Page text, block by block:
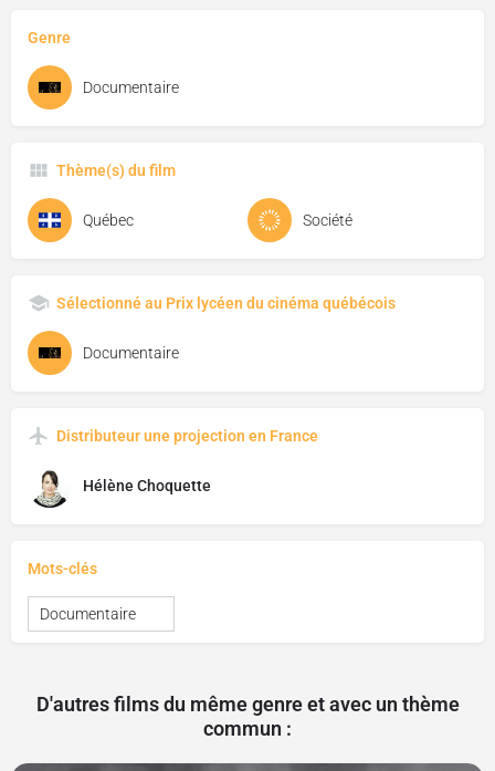
Genre
Documentaire
Thème(s) du film
Québec Société
Sélectionné au Prix lycéen du cinéma québécois
Documentaire
Distributeur une projection en France
Hélène Choquette
Mots-clés
Documentaire
D'autres films du même genre et avec un thème
commun :